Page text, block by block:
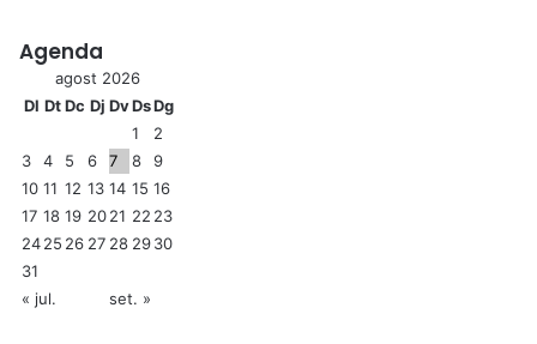
Agenda
agost 2026
Dl DtDc Dj DvDsDg
1
2
3
4 5 6 7 8
9
10 11 12 13 14 15 16
17 18 19 2021 22 23
2425 26 27 28 2930
31
« jul.
set. »